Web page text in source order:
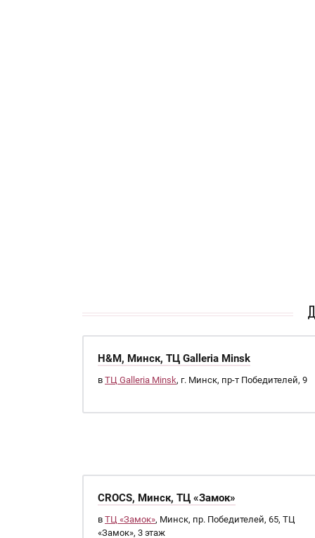
H&M, Минск, ТЦ Galleria Minsk
в ТЦ Galleria Minsk, г. Минск, пр-т Победителей, 9
CROCS, Минск, ТЦ «Замок»
в ТЦ «Замок», Минск, пр. Победителей, 65, ТЦ
«Замок», 3 этаж